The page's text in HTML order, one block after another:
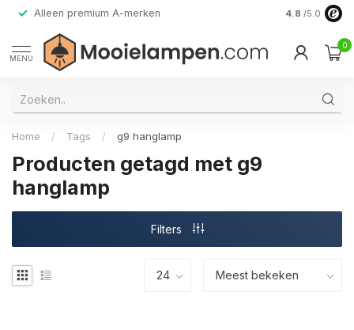
Alleen premium A-merken 4.8 /5.0
MENU
0
Home / Tags / g9 hanglamp
Producten getagd met g9
hanglamp
Filters